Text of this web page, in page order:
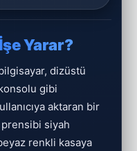
Yarar?
dizüstü
gibi
aktaran bir
siyah
renkli kasaya